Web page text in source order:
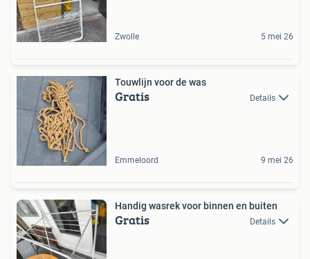
Zwolle 5 mei 26
Touwlijn voor de was
Gratis Details
Emmeloord 9 mei 26
Handig wasrek voor binnen en buiten
Gratis Details